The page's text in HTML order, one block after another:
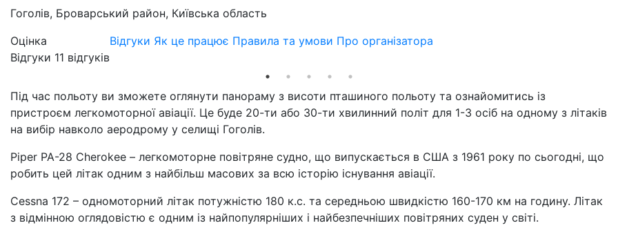
Гоголів, Броварський район, Київська область
Оцінка
Відгуки 11 відгуків
Відгуки Як це працює Правила та умови Про організатора
Під час польоту ви зможете оглянути панораму з висоти пташиного польоту та ознайомитись із
пристроєм легкомоторної авіації. Це буде 20-ти або 30-ти хвилинний політ для 1-3 осіб на одному з літаків
на вибір навколо аеродрому у селищі Гоголів.
Piper PA-28 Cherokee – легкомоторне повітряне судно, що випускається в США з 1961 року по сьогодні, що
робить цей літак одним з найбільш масових за всю історію існування авіації.
Cessna 172 – одномоторний літак потужністю 180 к.с. та середньою швидкістю 160-170 км на годину. Літак
з відмінною оглядовістю є одним із найпопулярніших і найбезпечніших повітряних суден у світі.